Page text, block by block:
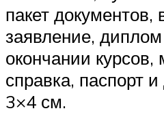
пакет документов,
заявление,
окончании курсов,
справка, паспорт
3×4 см.